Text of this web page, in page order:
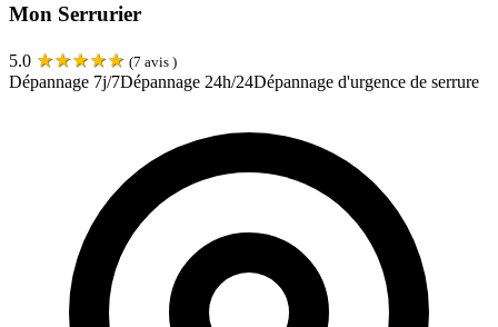
Mon Serrurier
5.0 ★★★★★ (7 avis )
Dépannage 7j/7Dépannage 24h/24Dépannage d'urgence de serrure